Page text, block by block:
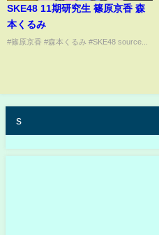
SKE48 11期研究生 篠原京香 森
本くるみ
#篠原京香 #森本くるみ #SKE48 source...
s